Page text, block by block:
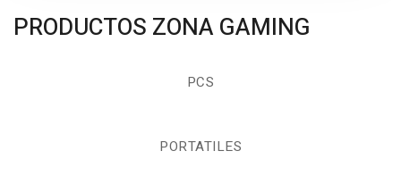
PRODUCTOS ZONA GAMING
PCS
PORTATILES